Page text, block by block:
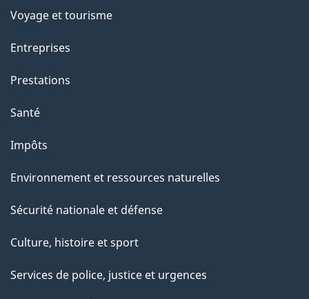
t
t
a
e
Voyage et tourisme
Entreprises
Prestations
Santé
Impôts
Environnement et ressources naturelles
Sécurité nationale et défense
Culture, histoire et sport
Services de police, justice et urgences